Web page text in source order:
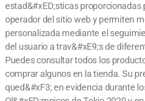
estad&#xED;sticas proporcionadas
operador del sitio web y permiten
personalizada mediante el
del usuario a trav&#xE9;s de
Puedes consultar todos los
comprar algunos en la tienda. Su
qued&#xF3; en evidencia durante